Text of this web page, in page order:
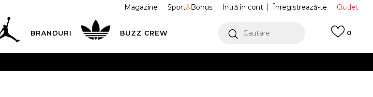
Outlet
Intră în cont Înregistrează-te
Magazine Sport&Bonus
BRANDURI BUZZ CREW Cautare 0